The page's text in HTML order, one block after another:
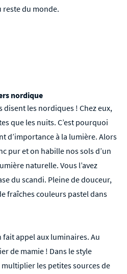
reste du monde.
nordique
disent les nordiques ! Chez eux,
que les nuits. C’est pourquoi
d’importance à la lumière. Alors
pur et on habille nos sols d’un
naturelle. Vous l’avez
du scandi. Pleine de douceur,
fraîches couleurs pastel dans
fait appel aux luminaires. Au
de mamie ! Dans le style
les petites sources de